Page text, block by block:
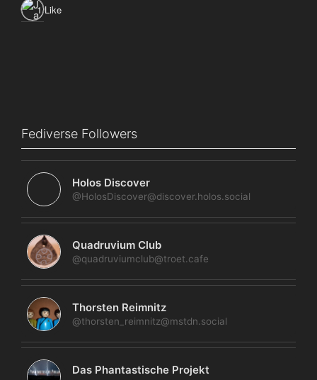
1 Like
Fediverse Followers
Holos Discover
@HolosDiscover@discover.holos.social
Quadruvium Club
@quadruviumclub@troet.cafe
Thorsten Reimnitz
@thorsten_reimnitz@mstdn.social
Das Phantastische Projekt